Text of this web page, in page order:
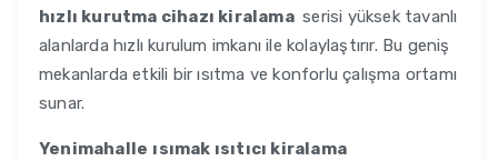
hızlı kurutma cihazı kiralama serisi yüksek tavanlı
alanlarda hızlı kurulum imkanı ile kolaylaştırır. Bu geniş
mekanlarda etkili bir ısıtma ve konforlu çalışma ortamı
sunar.
Yenimahalle ısımak ısıtıcı kiralama